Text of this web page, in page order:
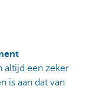
altijd een zeker
is aan dat van